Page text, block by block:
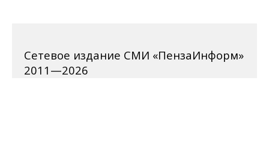
Сетевое издание СМИ «ПензаИнформ»
2011—2026